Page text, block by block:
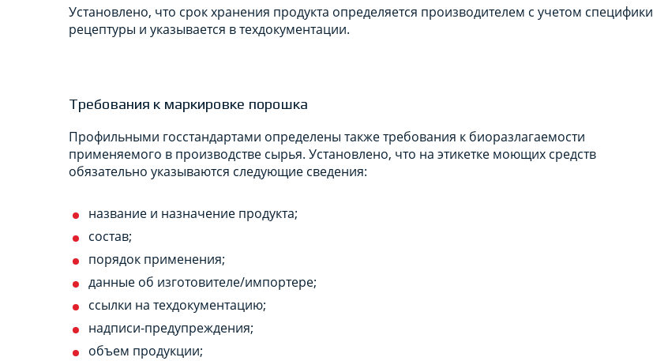
Установлено, что срок хранения продукта определяется производителем с учетом специфики
рецептуры и указывается в техдокументации.
Требования к маркировке порошка
Профильными госстандартами определены также требования к биоразлагаемости
применяемого в производстве сырья. Установлено, что на этикетке моющих средств
обязательно указываются следующие сведения:
название и назначение продукта;
состав;
порядок применения;
данные об изготовителе/импортере;
ссылки на техдокументацию;
надписи-предупреждения;
объем продукции;